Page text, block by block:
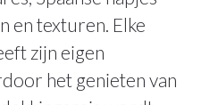
en texturen. Elke
zijn eigen
het genieten van